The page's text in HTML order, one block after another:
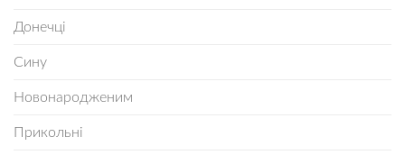
Донечці
Сину
Новонародженим
Прикольні